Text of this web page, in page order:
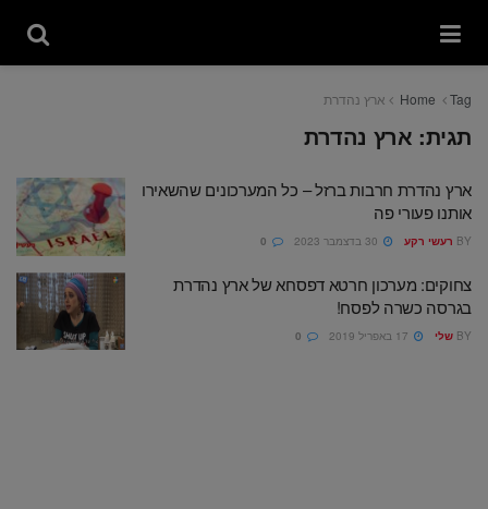
Home Tag ארץ נהדרת
תגית: ארץ נהדרת
ארץ נהדרת חרבות ברזל – כל המערכונים שהשאירו
אותנו פעורי פה
BY רעשי רקע
צחוקים: מערכון חרטא דפסחא של ארץ נהדרת
בגרסה כשרה לפסח!
BY שלי